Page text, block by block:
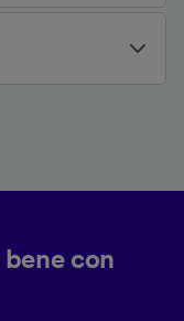
con